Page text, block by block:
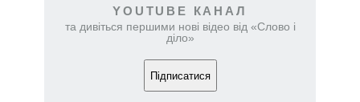
YOUTUBE КАНАЛ
та дивіться першими нові відео від «Слово і
діло»
Підписатися